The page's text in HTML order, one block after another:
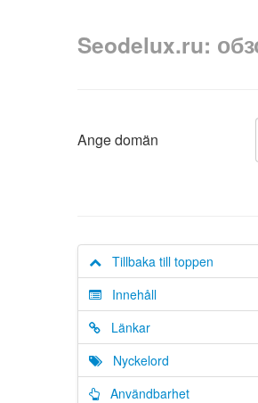
Seodelux.ru:
Ange domän
Tillbaka till toppen
Innehåll
Länkar
Nyckelord
Användbarhet